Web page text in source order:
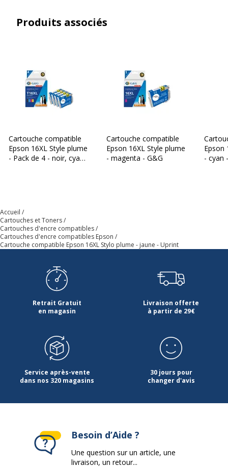
Etat du
produit
Normes de
ISO 14001, ISO 24711, ISO 9001,
Données logistiques
Données logistiques
Impact environnemental
Garantie
Garantie commerciale
Dimensions et poids
Dimensions et poids
Poids du produit
Produits associés
Cartouche compatible
Epson 16XL Style plume
- Pack de 4 - noir, cyan,
Cartouche compatible
Epson 16XL Style plume
- magenta - G&G
Epson
- cyan
Accueil
Cartouches et Toners
Cartouches d'encre compatibles
Cartouches d'encre compatibles Epson
Cartouche compatible Epson 16XL Stylo plume - jaune - Uprint
Retrait Gratuit
en magasin
Livraison offerte
à partir de 29€
Service après-vente
dans nos 320 magasins
30 jours pour
changer d'avis
Besoin d’Aide ?
Une question sur un article, une
livraison, un retour...